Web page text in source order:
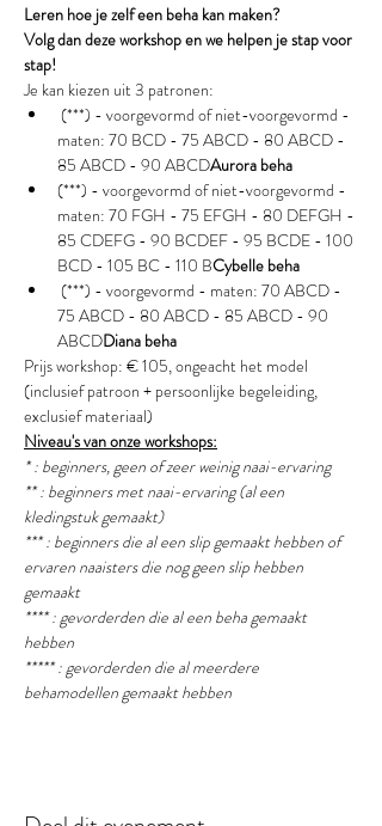
Leren hoe je zelf een beha kan maken?
Volg dan deze workshop en we helpen je stap voor
stap!
Je kan kiezen uit 3 patronen:
maten: 70 BCD - 75 ABCD - 80 ABCD -
85 ABCD - 90 ABCDAurora beha
(***) - voorgevormd of niet-voorgevormd -
maten: 70 FGH - 75 EFGH - 80 DEFGH -
85 CDEFG - 90 BCDEF - 95 BCDE - 100
BCD - 105 BC - 110 BCybelle beha
75 ABCD - 80 ABCD - 85 ABCD - 90
ABCDDiana beha
Prijs workshop: € 105, ongeacht het model
(inclusief patroon + persoonlijke begeleiding,
exclusief materiaal)
Niveau's van onze workshops:
* : beginners, geen of zeer weinig naai-ervaring
** : beginners met naai-ervaring (al een
kledingstuk gemaakt)
*** : beginners die al een slip gemaakt hebben of
ervaren naaisters die nog geen slip hebben
gemaakt
**** : gevorderden die al een beha gemaakt
hebben
***** : gevorderden die al meerdere
behamodellen gemaakt hebben